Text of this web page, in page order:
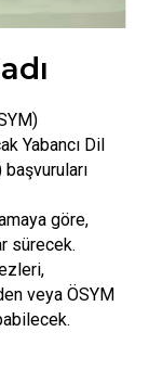
Yabancı Dil
göre,
sürecek.
veya ÖSYM